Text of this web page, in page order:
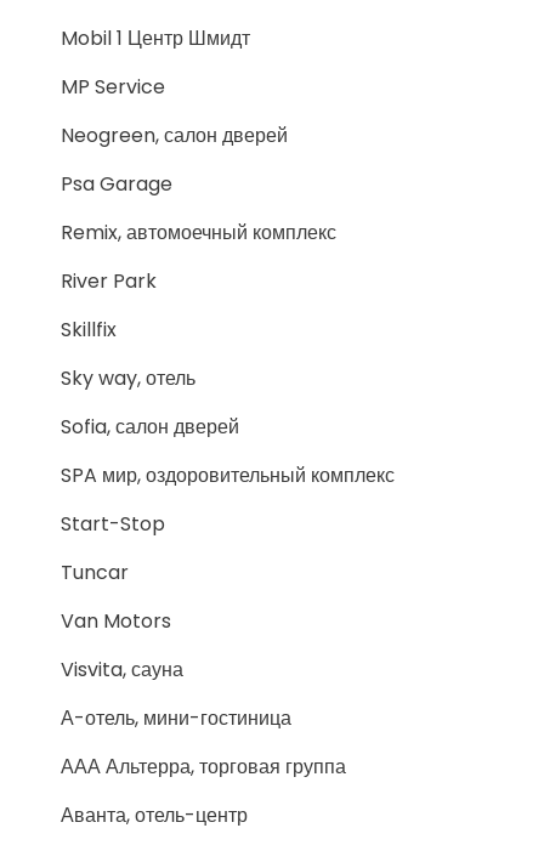
Mobil 1 Центр Шмидт
MP Service
Neogreen, салон дверей
Psa Garage
Remix, автомоечный комплекс
River Park
Skillfix
Sky way, отель
Sofia, салон дверей
SPA мир, оздоровительный комплекс
Start-Stop
Tuncar
Van Motors
Visvita, сауна
А-отель, мини-гостиница
ААА Альтерра, торговая группа
Аванта, отель-центр